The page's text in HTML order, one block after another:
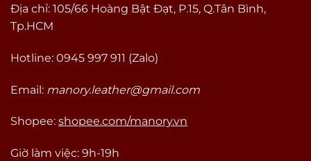
Địa chỉ: 105/66 Hoàng Bật Đạt, P.15, Q.Tân Bình,
Tp.HCM
Hotline: 0945 997 911 (Zalo)
Email: manory.leather@gmail.com
Shopee: shopee.com/manory.vn
Giờ làm việc: 9h-19h